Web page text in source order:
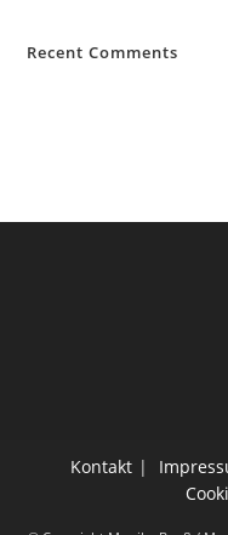
Recent Comments
Kontakt